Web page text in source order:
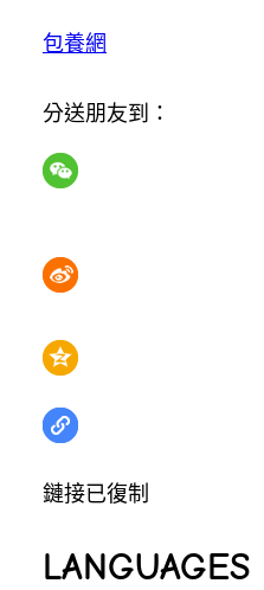
包養網
分送朋友到：
鏈接已復制
LANGUAGES